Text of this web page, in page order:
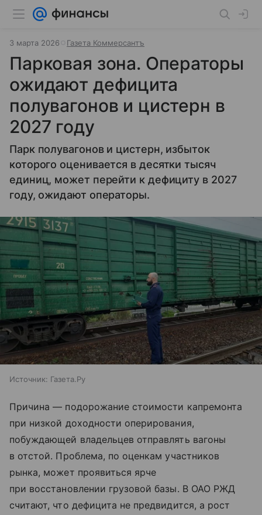
3 марта 2026 Газета Коммерсантъ
Парковая зона. Операторы
ожидают дефицита
полувагонов и цистерн в
2027 году
Парк полувагонов и цистерн, избыток
которого оценивается в десятки тысяч
единиц, может перейти к дефициту в 2027
году, ожидают операторы.
Источник: Газета.Ру
Причина — подорожание стоимости капремонта
при низкой доходности оперирования,
побуждающей владельцев отправлять вагоны
в отстой. Проблема, по оценкам участников
рынка, может проявиться ярче
при восстановлении грузовой базы. В ОАО РЖД
считают, что дефицита не предвидится, а рост